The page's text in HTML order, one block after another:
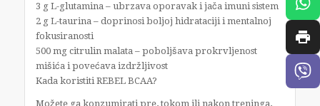
3 g L-glutamina – ubrzava oporavak i jača imuni sistem
2 g L-taurina – doprinosi boljoj hidrataciji i mentalnoj
fokusiranosti
500 mg citrulin malata – poboljšava prokrvljenost
mišića i povećava izdržljivost
Kada koristiti REBEL BCAA?
Možete ga konzumirati pre, tokom ili nakon treninga,